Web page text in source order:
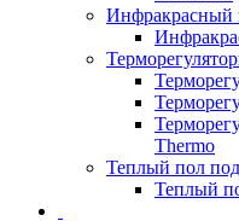
Инфракрасный
Thermo
Теплый пол
Теплый